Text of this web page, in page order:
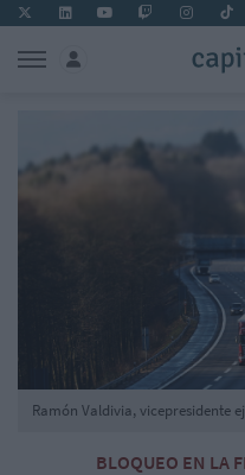
BLOQUEO EN LA
Ramón Valdivia, vicepresidente